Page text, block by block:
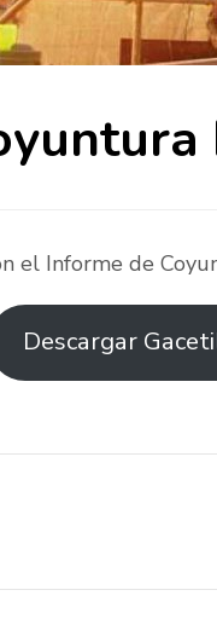
el Informe de
Descargar